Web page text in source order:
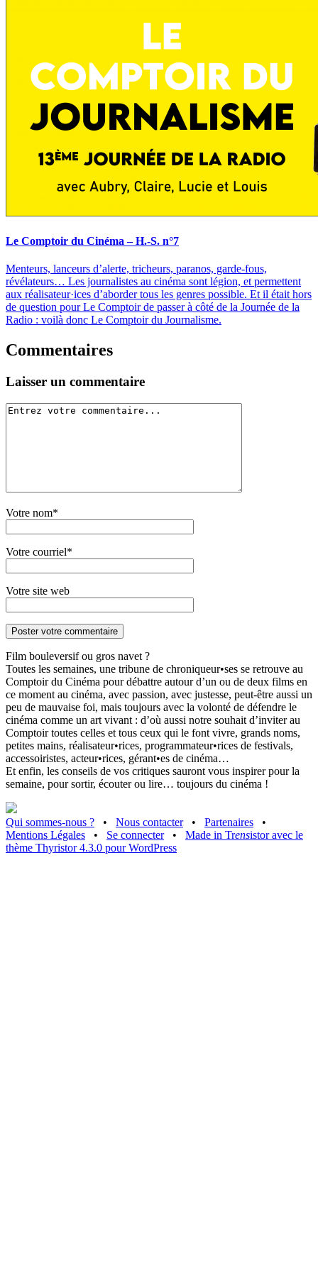
Le Comptoir du Cinéma – H.-S. n°7
Menteurs, lanceurs d’alerte, tricheurs, paranos, garde-fous,
révélateurs… Les journalistes au cinéma sont légion, et permettent
aux réalisateur·ices d’aborder tous les genres possible. Et il était hors
de question pour Le Comptoir de passer à côté de la Journée de la
Radio : voilà donc Le Comptoir du Journalisme.
Commentaires
Laisser un commentaire
Votre nom*
Votre courriel*
Votre site web
Film bouleversif ou gros navet ?
Toutes les semaines, une tribune de chroniqueur•ses se retrouve au
Comptoir du Cinéma pour débattre autour d’un ou de deux films en
ce moment au cinéma, avec passion, avec justesse, peut-être aussi un
peu de mauvaise foi, mais toujours avec la volonté de défendre le
cinéma comme un art vivant : d’où aussi notre souhait d’inviter au
Comptoir toutes celles et tous ceux qui le font vivre, grands noms,
petites mains, réalisateur•rices, programmateur•rices de festivals,
accessoiristes, acteur•rices, gérant•es de cinéma…
Et enfin, les conseils de vos critiques sauront vous inspirer pour la
semaine, pour sortir, écouter ou lire… toujours du cinéma !
Qui sommes-nous ? • Nous contacter • Partenaires
•
Mentions Légales
• Se connecter • Made in Trensistor avec le
thème Thyristor 4.3.0 pour WordPress